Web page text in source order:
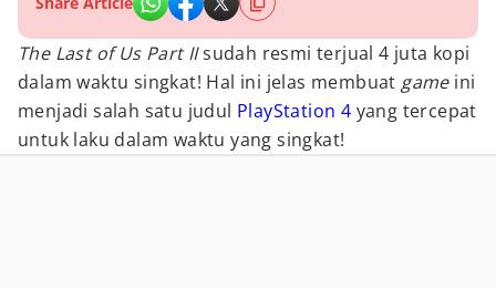
The Last of Us Part IIsudah resmi terjual 4 juta kopi
dalam waktu singkat! Hal ini jelas membuat game ini
menjadi salah satu judul PlayStation 4 yang tercepat
untuk laku dalam waktu yang singkat!